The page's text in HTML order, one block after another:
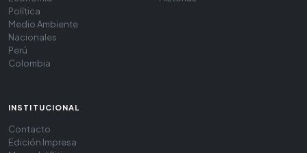
Política
Medio Ambiente
Nacionales
Perú
Colombia
INSTITUCIONAL
Contacto
Edición Impresa